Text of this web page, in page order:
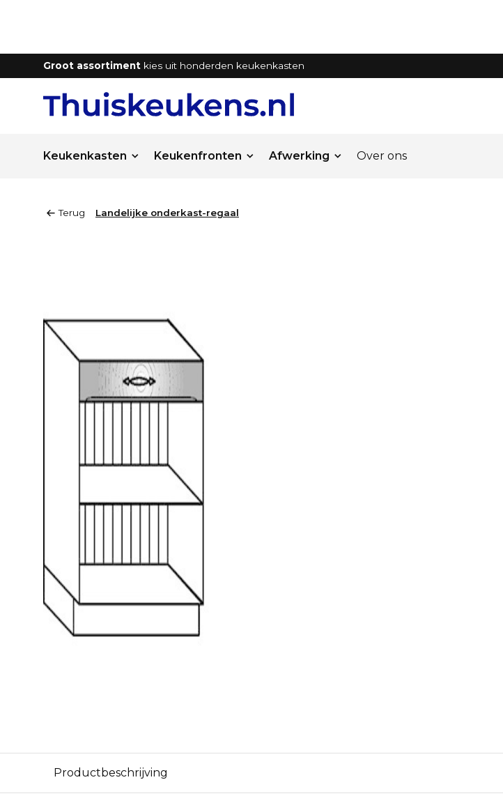
Groot assortiment kies uit honderden keukenkasten
Keukenkasten Keukenfronten Afwerking Over ons
Terug Landelijke onderkast-regaal
Productbeschrijving